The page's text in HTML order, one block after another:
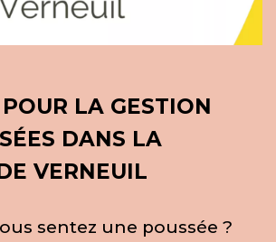
LA GESTION
DANS LA
VERNEUIL
sentez une poussée ?